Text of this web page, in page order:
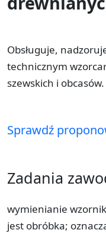
Obsługuje,
technicznym
szewskich i obcasów.
Sprawdź
Zadania
wymienianie
jest obróbka;